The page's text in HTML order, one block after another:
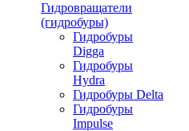
Гидровращатели
(гидробуры)
Гидробуры
Digga
Гидробуры
Hydra
Гидробуры Delta
Гидробуры
Impulse